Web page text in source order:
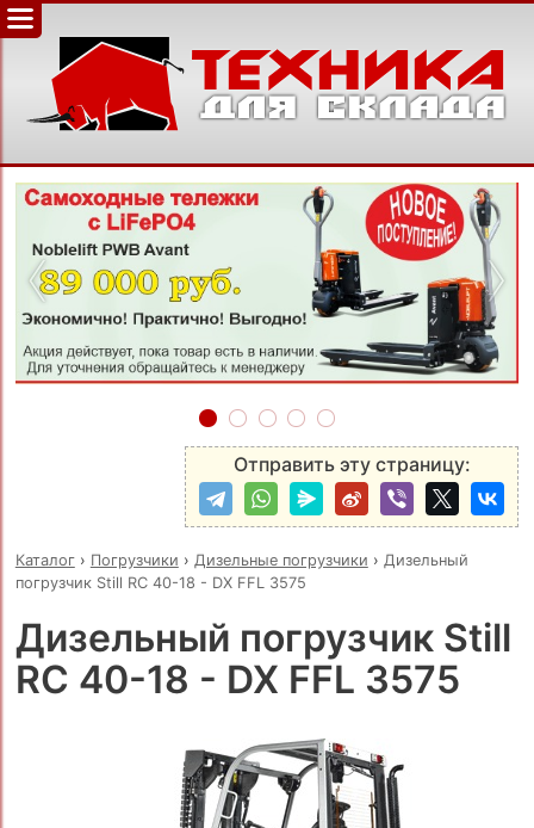
‹ ›
Отправить эту страницу:
Каталог› Погрузчики › Дизельные погрузчики › Дизельный
погрузчик Still RC 40-18 - DX FFL 3575
Дизельный погрузчик Still
RC 40-18 - DX FFL 3575